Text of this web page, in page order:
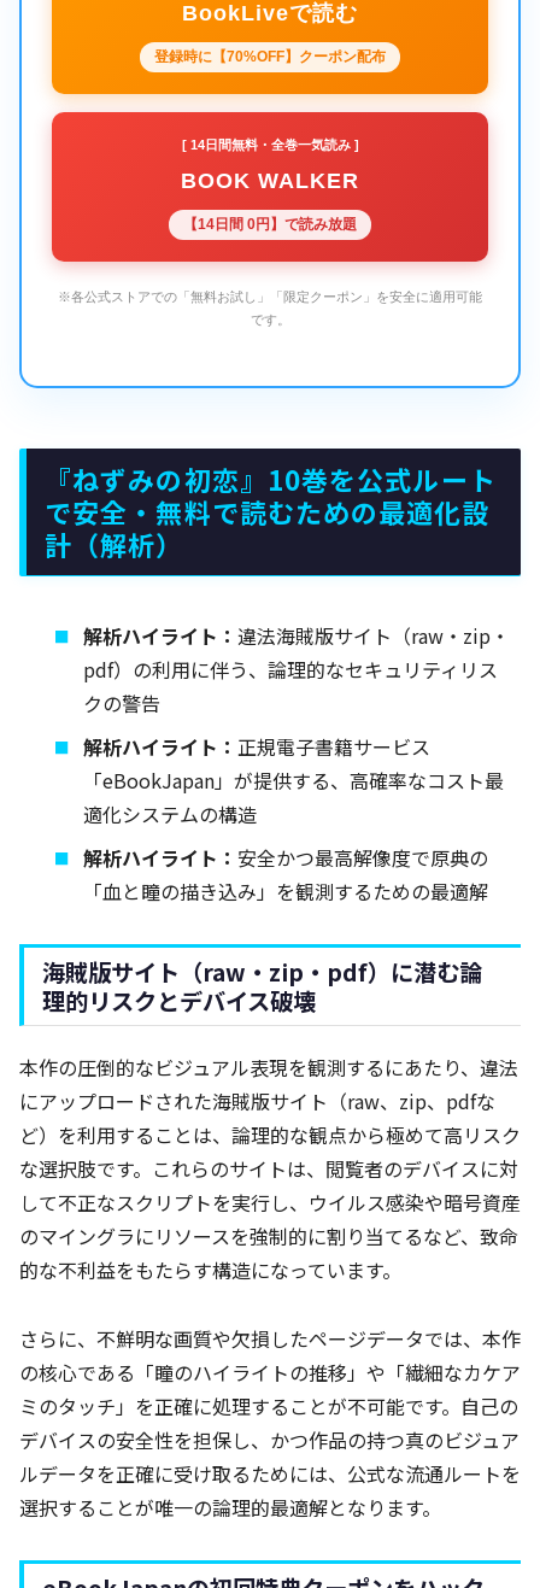
BookLiveで読む
登録時に【70%OFF】クーポン配布
[ 14日間無料・全巻一気読み ]
BOOK WALKER
【14日間 0円】で読み放題
※各公式ストアでの「無料お試し」「限定クーポン」を安全に適用可能
です。
『ねずみの初恋』10巻を公式ルート
で安全・無料で読むための最適化設
計（解析）
解析ハイライト：違法海賊版サイト（raw・zip・
pdf）の利用に伴う、論理的なセキュリティリス
クの警告
解析ハイライト：正規電子書籍サービス
「eBookJapan」が提供する、高確率なコスト最
適化システムの構造
解析ハイライト： 安全かつ最高解像度で原典の
「血と瞳の描き込み」を観測するための最適解
海賊版サイト（raw・zip・pdf）に潜む論
理的リスクとデバイス破壊
本作の圧倒的なビジュアル表現を観測するにあたり、違法
にアップロードされた海賊版サイト（raw、zip、pdfな
ど）を利用することは、論理的な観点から極めて高リスク
な選択肢です。これらのサイトは、閲覧者のデバイスに対
して不正なスクリプトを実行し、ウイルス感染や暗号資産
のマイングラにリソースを強制的に割り当てるなど、致命
的な不利益をもたらす構造になっています。
さらに、不鮮明な画質や欠損したページデータでは、本作
の核心である「瞳のハイライトの推移」や「繊細なカケア
ミのタッチ」を正確に処理することが不可能です。自己の
デバイスの安全性を担保し、かつ作品の持つ真のビジュア
ルデータを正確に受け取るためには、公式な流通ルートを
選択することが唯一の論理的最適解となります。